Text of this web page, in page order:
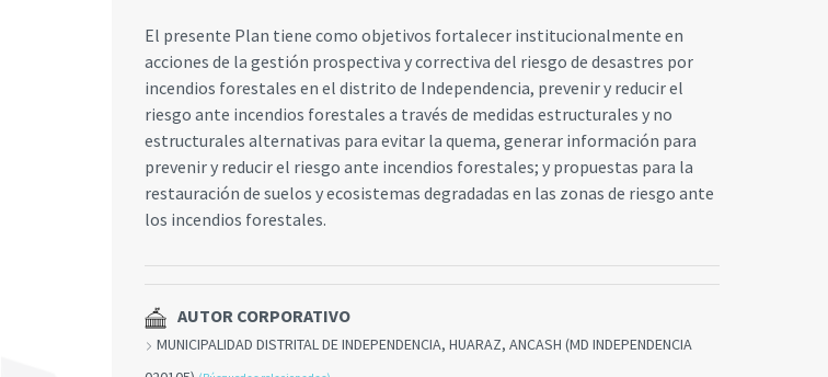
El presente Plan tiene como objetivos fortalecer institucionalmente en
acciones de la gestión prospectiva y correctiva del riesgo de desastres por
incendios forestales en el distrito de Independencia, prevenir y reducir el
riesgo ante incendios forestales a través de medidas estructurales y no
estructurales alternativas para evitar la quema, generar información para
prevenir y reducir el riesgo ante incendios forestales; y propuestas para la
restauración de suelos y ecosistemas degradadas en las zonas de riesgo ante
los incendios forestales.
AUTOR CORPORATIVO
MUNICIPALIDAD DISTRITAL DE INDEPENDENCIA, HUARAZ, ANCASH (MD INDEPENDENCIA